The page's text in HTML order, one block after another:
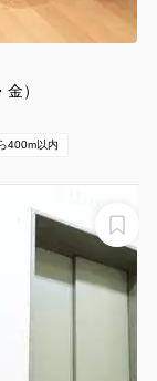
）
400m以内
見駅前
中！】